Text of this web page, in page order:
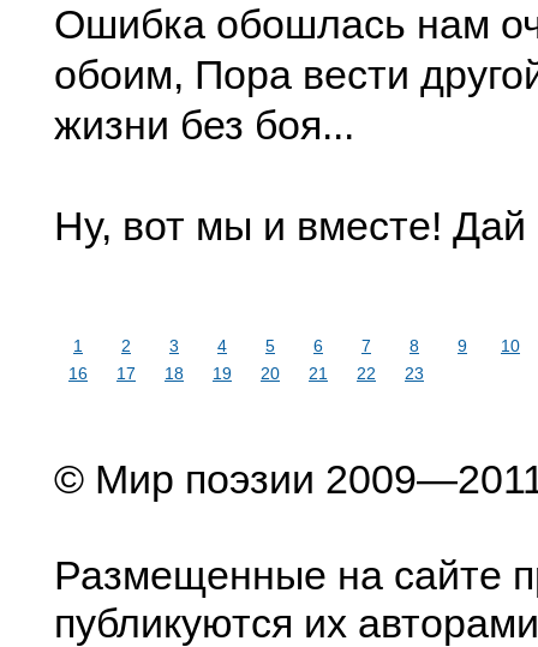
Ошибка обошлась нам
обоим, Пора вести
жизни без боя...
Ну, вот мы и вместе! Дай
1 2 3 4 5 6 7 8 9
10
16
17 18 19 20 21 22 23
© Мир поэзии
Размещенные на сайте
публикуются их